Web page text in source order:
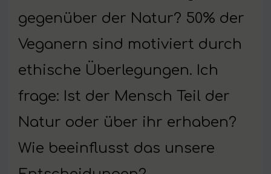
gegenüber der Natur? 50% der
Veganern sind motiviert durch
ethische Überlegungen. Ich
frage: Ist der Mensch Teil der
Natur oder über ihr erhaben?
Wie beeinflusst das unsere